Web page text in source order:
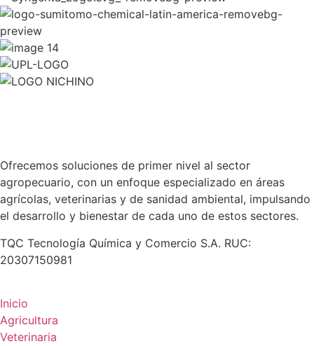
Ofrecemos soluciones de primer nivel al sector
agropecuario, con un enfoque especializado en áreas
agrícolas, veterinarias y de sanidad ambiental, impulsando
el desarrollo y bienestar de cada uno de estos sectores.
TQC Tecnología Química y Comercio S.A. RUC:
20307150981
Inicio
Agricultura
Veterinaria